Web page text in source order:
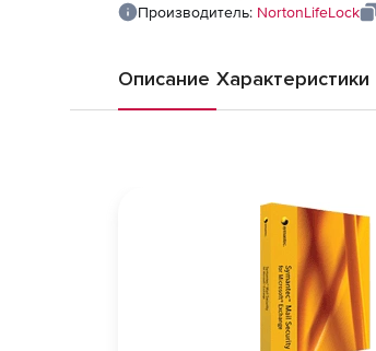
Производитель: NortonLifeLock
Описание Характеристики